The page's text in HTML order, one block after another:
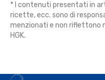
* I contenuti presentati in
ricette, ecc. sono di
menzionati e non riflettono
HGK.